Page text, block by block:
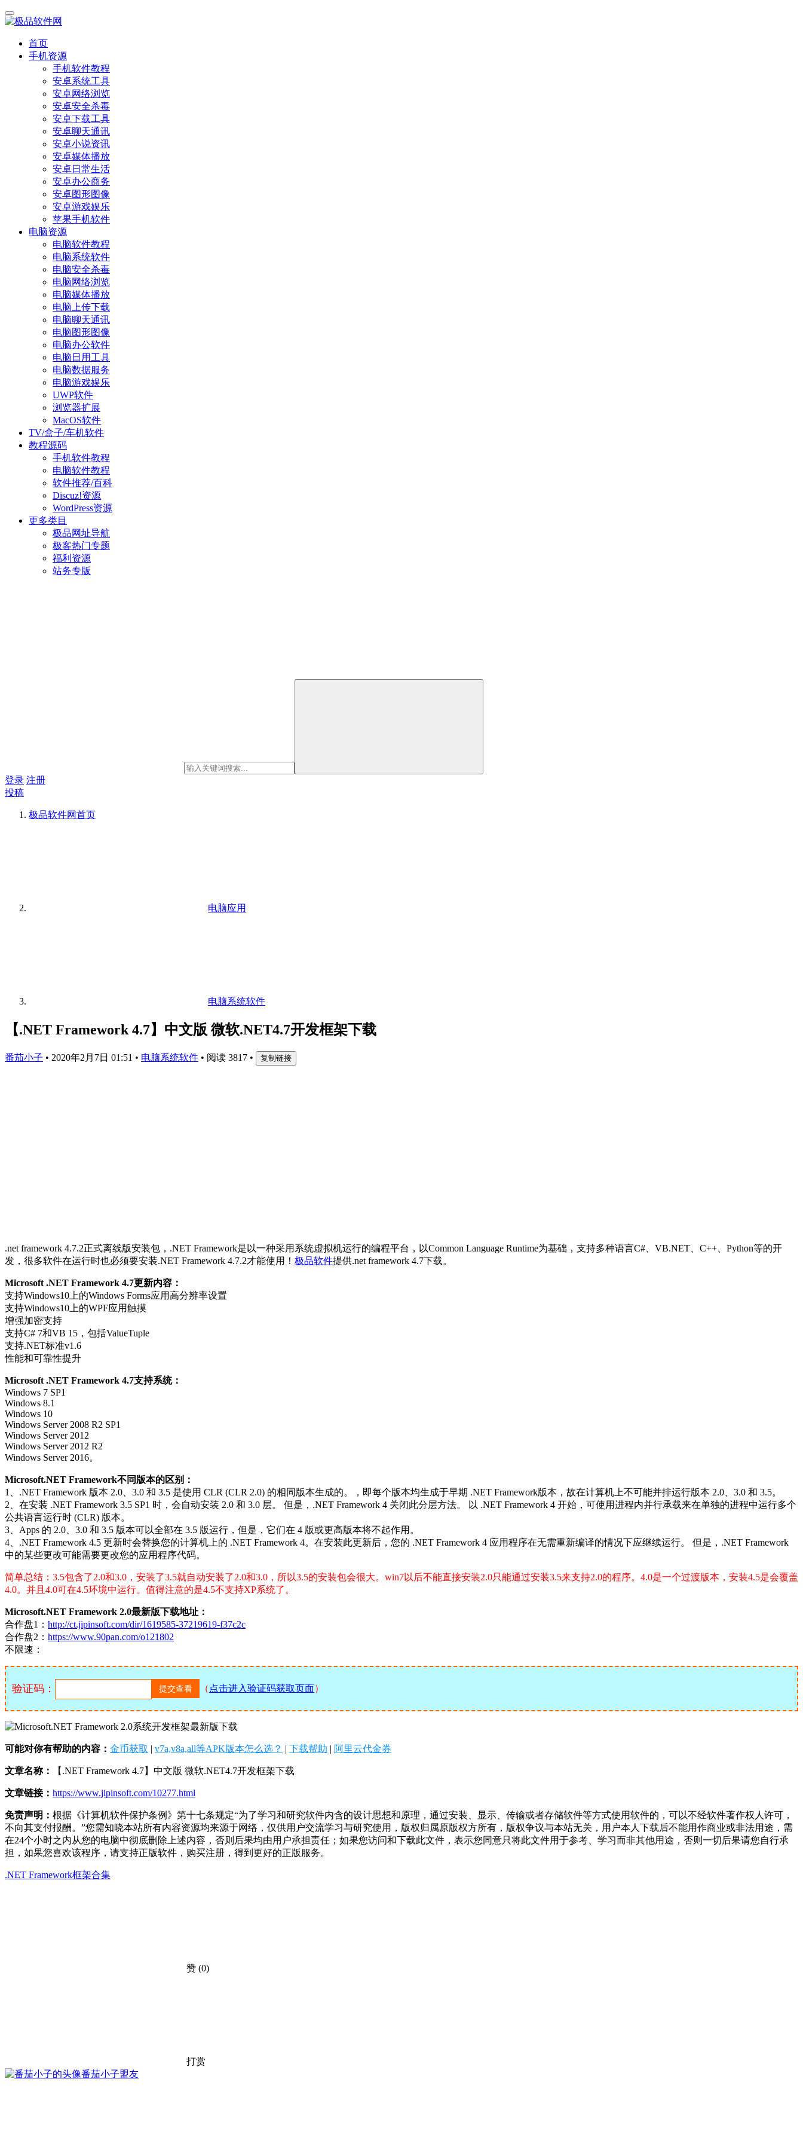
首页
手机资源
手机软件教程
安卓系统工具
安卓网络浏览
安卓安全杀毒
安卓下载工具
安卓聊天通讯
安卓小说资讯
安卓媒体播放
安卓日常生活
安卓办公商务
安卓图形图像
安卓游戏娱乐
苹果手机软件
电脑资源
电脑软件教程
电脑系统软件
电脑安全杀毒
电脑网络浏览
电脑媒体播放
电脑上传下载
电脑聊天通讯
电脑图形图像
电脑办公软件
电脑日用工具
电脑数据服务
电脑游戏娱乐
UWP软件
浏览器扩展
MacOS软件
TV/盒子/车机软件
教程源码
手机软件教程
电脑软件教程
软件推荐/百科
Discuz!资源
WordPress资源
更多类目
极品网址导航
极客热门专题
福利资源
站务专版
登录 注册
投稿
极品软件网首页
电脑应用
电脑系统软件
【.NET Framework 4.7】中文版 微软.NET4.7开发框架下载
番茄小子 • 2020年2月7日 01:51 • 电脑系统软件 • 阅读 3817 • 复制链接
.net framework 4.7.2正式离线版安装包，.NET Framework是以一种采用系统虚拟机运行的编程平台，以Common Language Runtime为基础，支持多种语言C#、VB.NET、C++、Python等的开
发，很多软件在运行时也必须要安装.NET Framework 4.7.2才能使用！ 极品软件提供.net framework 4.7下载。
Microsoft .NET Framework 4.7更新内容：
支持Windows10上的Windows Forms应用高分辨率设置
支持Windows10上的WPF应用触摸
增强加密支持
支持C# 7和VB 15，包括ValueTuple
支持.NET标准v1.6
性能和可靠性提升
Microsoft .NET Framework 4.7支持系统：
Windows 7 SP1
Windows 8.1
Windows 10
Windows Server 2008 R2 SP1
Windows Server 2012
Windows Server 2012 R2
Windows Server 2016。
Microsoft.NET Framework不同版本的区别：
1、.NET Framework 版本 2.0、3.0 和 3.5 是使用 CLR (CLR 2.0) 的相同版本生成的。，即每个版本均生成于早期 .NET Framework版本，故在计算机上不可能并排运行版本 2.0、3.0 和 3.5。
2、在安装 .NET Framework 3.5 SP1 时，会自动安装 2.0 和 3.0 层。 但是，.NET Framework 4 关闭此分层方法。 以 .NET Framework 4 开始，可使用进程内并行承载来在单独的进程中运行多个
公共语言运行时 (CLR) 版本。
3、Apps 的 2.0、3.0 和 3.5 版本可以全部在 3.5 版运行，但是，它们在 4 版或更高版本将不起作用。
4、.NET Framework 4.5 更新时会替换您的计算机上的 .NET Framework 4。在安装此更新后，您的 .NET Framework 4 应用程序在无需重新编译的情况下应继续运行。 但是，.NET Framework
中的某些更改可能需要更改您的应用程序代码。
简单总结：3.5包含了2.0和3.0，安装了3.5就自动安装了2.0和3.0，所以3.5的安装包会很大。win7以后不能直接安装2.0只能通过安装3.5来支持2.0的程序。4.0是一个过渡版本，安装4.5是会覆盖
4.0。并且4.0可在4.5环境中运行。值得注意的是4.5不支持XP系统了。
Microsoft.NET Framework 2.0最新版下载地址：
合作盘1： http://ct.jipinsoft.com/dir/1619585-37219619-f37c2c
合作盘2： https://www.90pan.com/o121802
不限速：
验证码： （ 点击进入验证码获取页面）
可能对你有帮助的内容： 金币获取 | v7a,v8a,all等APK版本怎么选？ | 下载帮助 | 阿里云代金券
文章名称： 【.NET Framework 4.7】中文版 微软.NET4.7开发框架下载
文章链接： https://www.jipinsoft.com/10277.html
免责声明： 根据《计算机软件保护条例》第十七条规定“为了学习和研究软件内含的设计思想和原理，通过安装、显示、传输或者存储软件等方式使用软件的，可以不经软件著作权人许可，
不向其支付报酬。”您需知晓本站所有内容资源均来源于网络，仅供用户交流学习与研究使用，版权归属原版权方所有，版权争议与本站无关，用户本人下载后不能用作商业或非法用途，需
在24个小时之内从您的电脑中彻底删除上述内容，否则后果均由用户承担责任；如果您访问和下载此文件，表示您同意只将此文件用于参考、学习而非其他用途，否则一切后果请您自行承
担，如果您喜欢该程序，请支持正版软件，购买注册，得到更好的正版服务。
.NET Framework框架合集
赞 (0)
打赏
番茄小子盟友